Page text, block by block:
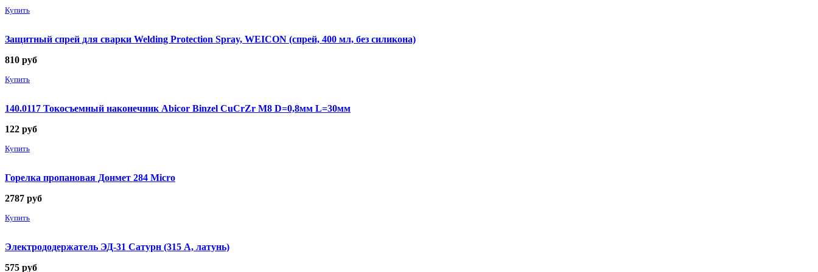
Купить
Защитный спрей для сварки Welding Protection Spray, WEICON (спрей, 400 мл, без силикона)
810 руб
Купить
140.0117 Токосъемный наконечник Abicor Binzel CuCrZr М8 D=0,8мм L=30мм
122 руб
Купить
Горелка пропановая Донмет 284 Micro
2787 руб
Купить
Электрододержатель ЭД-31 Сатурн (315 А, латунь)
575 руб